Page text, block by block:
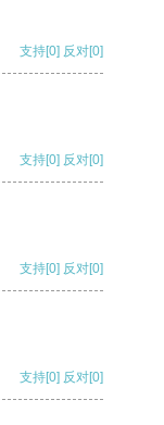
支持[0] 反对[0]
支持[0] 反对[0]
支持[0] 反对[0]
支持[0] 反对[0]